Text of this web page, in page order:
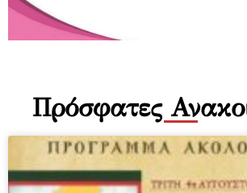
Πρόσφατες